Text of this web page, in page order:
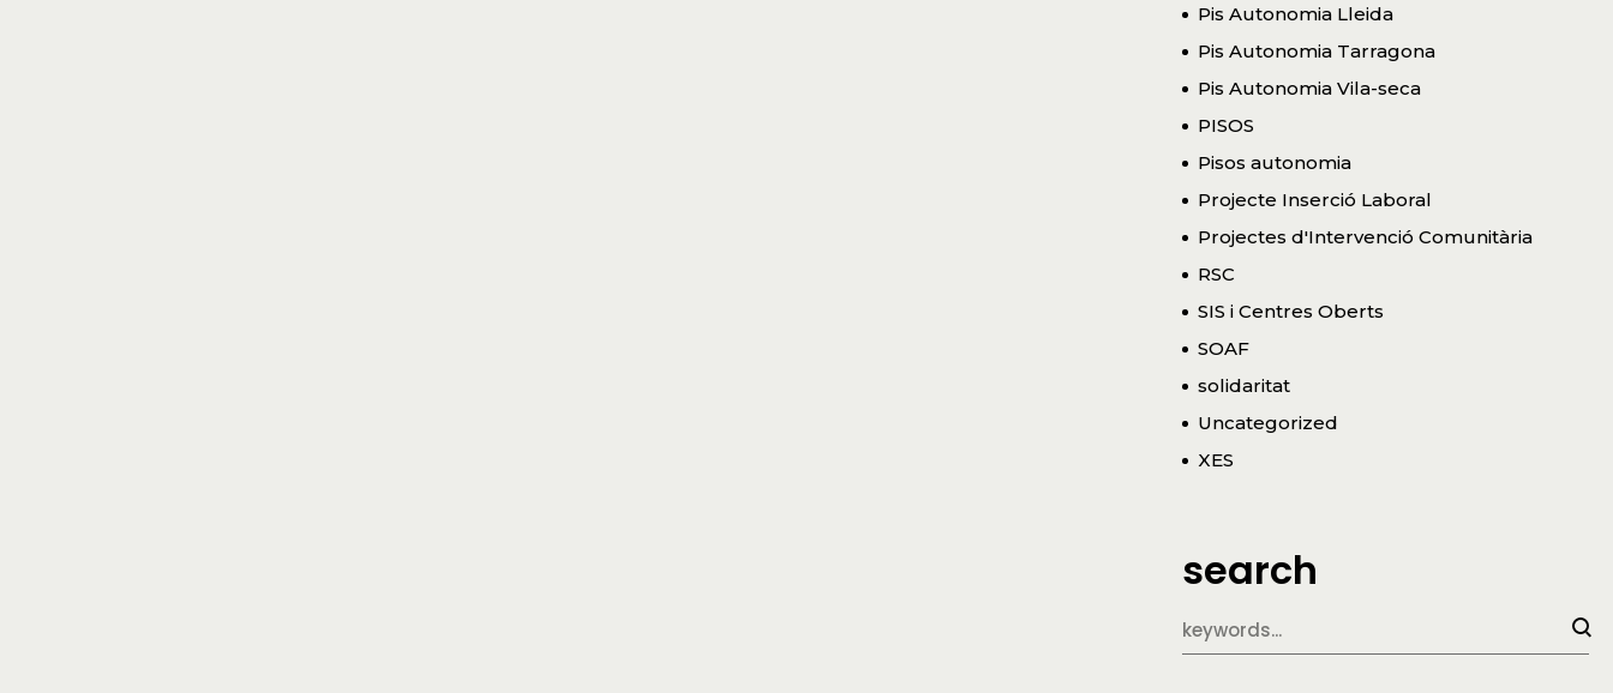
Pis Autonomia Lleida
Pis Autonomia Tarragona
Pis Autonomia Vila-seca
PISOS
Pisos autonomia
Projecte Inserció Laboral
Projectes d'Intervenció Comunitària
RSC
SIS i Centres Oberts
SOAF
solidaritat
Uncategorized
XES
search